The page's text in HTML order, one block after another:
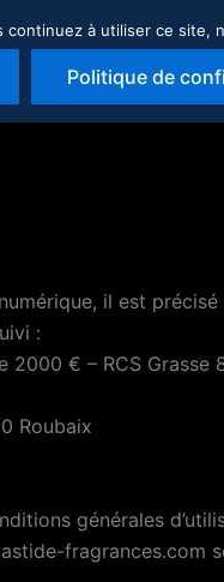
RÉALISATIONS
il est
:
2000 € – RCS
Roubaix
générales
fragrances.com
à utiliser ce site,
Politique de